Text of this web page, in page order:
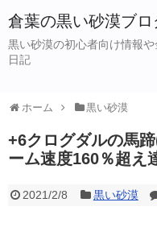
倉葉の黒い砂漠ブロ
黒い砂漠の初心者向け情報
日記
ホーム 黒い砂漠
+6クログダルの馬
ーム速度160％超え
2021/2/8 黒い砂漠